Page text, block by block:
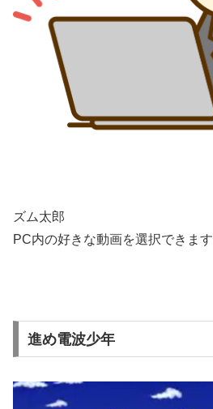
ズム太郎
PC内の好きな動画を選択できます
進め電波少年